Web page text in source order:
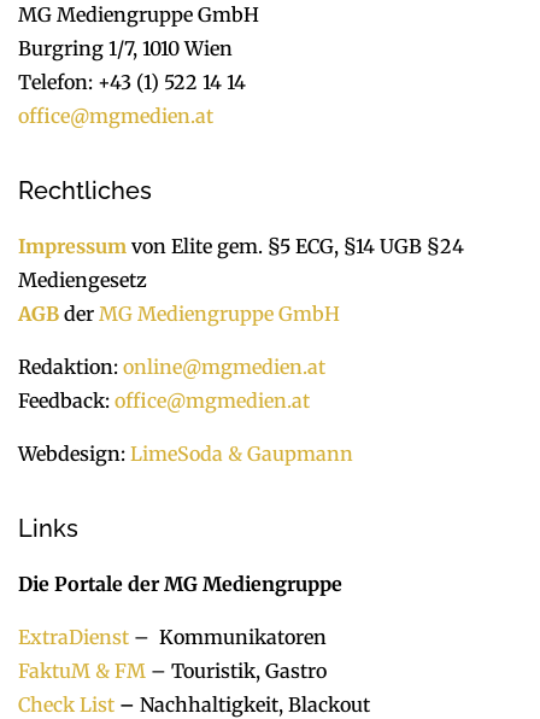
MG Mediengruppe GmbH
Burgring 1/7, 1010 Wien
Telefon: +43 (1) 522 14 14
office@mgmedien.at
Rechtliches
Impressum von Elite gem. §5 ECG, §14 UGB §24
Mediengesetz
AGB der MG Mediengruppe GmbH
Redaktion: online@mgmedien.at
Feedback: office@mgmedien.at
Webdesign: LimeSoda & Gaupmann
Links
Die Portale der MG Mediengruppe
ExtraDienst – Kommunikatoren
FaktuM & FM – Touristik, Gastro
Check List – Nachhaltigkeit, Blackout